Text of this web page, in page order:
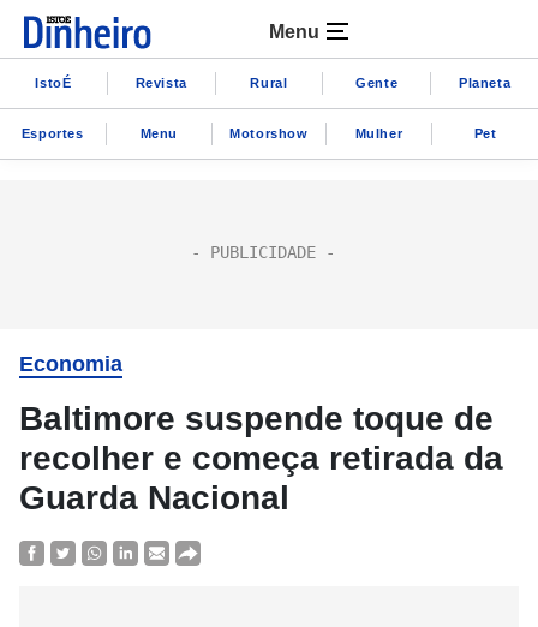
Menu
IstoÉ Revista Rural Gente Planeta
Esportes Menu Motorshow Mulher Pet
Economia
Baltimore suspende toque de
recolher e começa retirada da
Guarda Nacional